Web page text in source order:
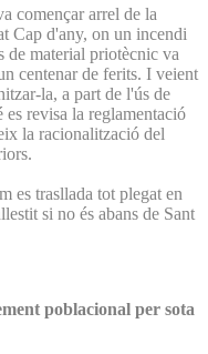
començar arrel de la
Cap d'any, on un incendi
material priotècnic va
centenar de ferits. I veient
la, a part de l'ús de
es revisa la reglamentació
la racionalització del
es trasllada tot plegat en
si no és abans de Sant
poblacional per sota